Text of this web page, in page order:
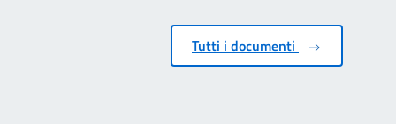
Tutti i documenti